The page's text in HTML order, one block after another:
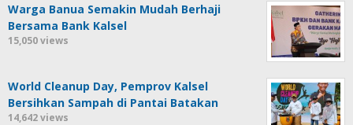
Warga Banua Semakin Mudah Berhaji
Bersama Bank Kalsel
15,050 views
World Cleanup Day, Pemprov Kalsel
Bersihkan Sampah di Pantai Batakan
14,642 views